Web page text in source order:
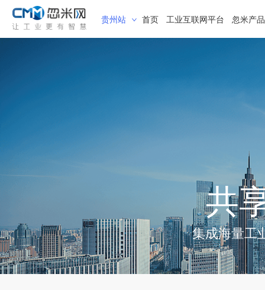
贵州站 首页 工业互联网平台 忽米产
共
集成海量工